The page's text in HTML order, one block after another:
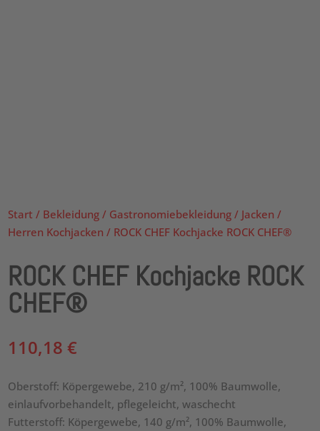
Start / Bekleidung / Gastronomiebekleidung / Jacken /
Herren Kochjacken / ROCK CHEF Kochjacke ROCK CHEF®
ROCK CHEF Kochjacke ROCK
CHEF®
110,18€
Oberstoff: Köpergewebe, 210 g/m², 100% Baumwolle,
einlaufvorbehandelt, pflegeleicht, waschecht
Futterstoff: Köpergewebe, 140 g/m², 100% Baumwolle,